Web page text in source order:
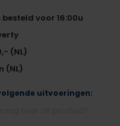
voor 16:00u
(NL)
(NL)
uitvoeringen: